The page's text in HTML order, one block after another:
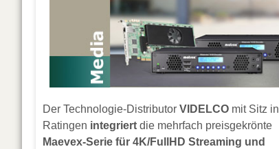
Der Technologie-Distributor VIDELCO mit Sitz in
Ratingen integriert die mehrfach preisgekrönte
Maevex-Serie für 4K/FullHD Streaming und